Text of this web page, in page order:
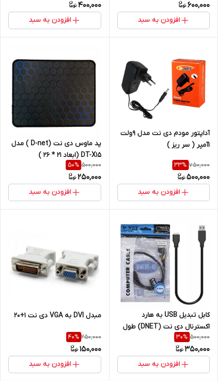
600,000
افزودن به سبد
400,000
افزودن به سبد
آداپتور مودم دی نت مدل 9ولت
1آمپر ( سر ریز )
750,000
33%
500,000
افزودن به سبد
پد ماوس دی نت (D-net ) مدل
DT-X15 (ابعاد 21 * 26 )
500,000
50%
250,000
افزودن به سبد
کابل تبدیل USB به هارد
اکسترنال دی نت (DNET) طول
1.5 متر
500,000
30%
350,000
افزودن به سبد
مبدل DVI به VGA دی نت 1+20
250,000
40%
150,000
افزودن به سبد